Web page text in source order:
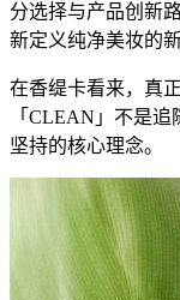
分选择与产品创新
新定义纯净美妆的新
在香缇卡看来，真
「CLEAN」不是
坚持的核心理念。